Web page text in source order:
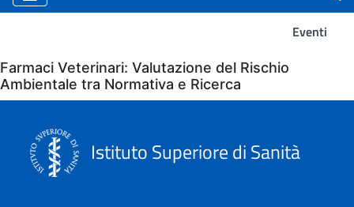
Eventi
Eventi
Farmaci Veterinari: Valutazione del Rischio
Ambientale tra Normativa e Ricerca
Istituto Superiore di Sanità